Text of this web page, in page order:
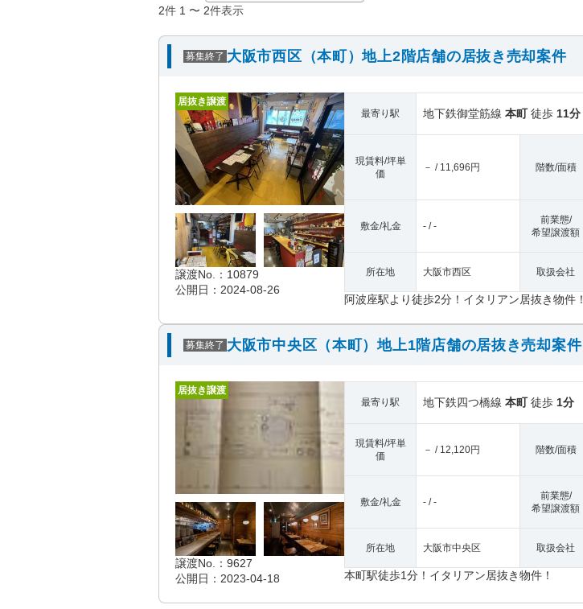
2件 1 〜 2件表示
募集終了 大阪市西区（本町）地上2階店舗の居抜き売却案件
居抜き譲渡
譲渡No.：10879
公開日：2024-08-26
最寄り駅 地下鉄御堂筋線 本町徒歩 11分
現賃料/坪単
価
－ / 11,696円 階数/面積
敷金/礼金 - / -
前業態/
希望譲渡額
所在地 大阪市西区 取扱会社
阿波座駅より徒歩2分！イタリアン居抜き物件！
募集終了 大阪市中央区（本町）地上1階店舗の居抜き売却案件
居抜き譲渡
譲渡No.：9627
公開日：2023-04-18
最寄り駅 地下鉄四つ橋線 本町徒歩 1分
現賃料/坪単
価
－ / 12,120円 階数/面積
敷金/礼金 - / -
前業態/
希望譲渡額
所在地 大阪市中央区 取扱会社
本町駅徒歩1分！イタリアン居抜き物件！